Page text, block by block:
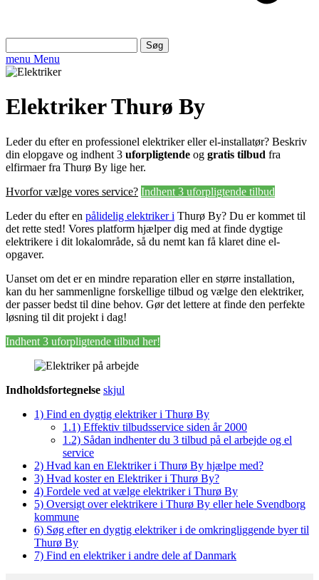
efter:
menu Menu
Elektriker Thurø By
Leder du efter en professionel elektriker eller el-installatør? Beskriv
din elopgave og indhent 3 uforpligtende og gratis tilbud fra
elfirmaer fra Thurø By lige her.
Hvorfor vælge vores service? Indhent 3 uforpligtende tilbud
Leder du efter en pålidelig elektriker i Thurø By? Du er kommet til
det rette sted! Vores platform hjælper dig med at finde dygtige
elektrikere i dit lokalområde, så du nemt kan få klaret dine el-
opgaver.
Uanset om det er en mindre reparation eller en større installation,
kan du her sammenligne forskellige tilbud og vælge den elektriker,
der passer bedst til dine behov. Gør det lettere at finde den perfekte
løsning til dit projekt i dag!
Indhent 3 uforpligtende tilbud her!
Indholdsfortegnelse skjul
1) Find en dygtig elektriker i Thurø By
1.1) Effektiv tilbudsservice siden år 2000
1.2) Sådan indhenter du 3 tilbud på el arbejde og el
service
2) Hvad kan en Elektriker i Thurø By hjælpe med?
3) Hvad koster en Elektriker i Thurø By?
4) Fordele ved at vælge elektriker i Thurø By
5) Oversigt over elektrikere i Thurø By eller hele Svendborg
kommune
6) Søg efter en dygtig elektriker i de omkringliggende byer til
Thurø By
7) Find en elektriker i andre dele af Danmark